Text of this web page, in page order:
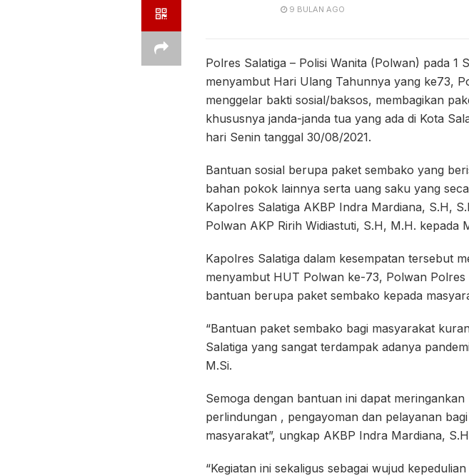
9 BULAN AGO
Polres Salatiga – Polisi Wanita (Polwan) pada
menyambut Hari Ulang Tahunnya yang ke73,
menggelar bakti sosial/baksos, membagikan
khususnya janda-janda tua yang ada di Kota
hari Senin tanggal 30/08/2021.
Bantuan sosial berupa paket sembako yang
bahan pokok lainnya serta uang saku yang
Kapolres Salatiga AKBP Indra Mardiana, S.H,
Polwan AKP Ririh Widiastuti, S.H, M.H. kepada
Kapolres Salatiga dalam kesempatan tersebut
menyambut HUT Polwan ke-73, Polwan
bantuan berupa paket sembako kepada
“Bantuan paket sembako bagi masyarakat
Salatiga yang sangat terdampak adanya
M.Si.
Semoga dengan bantuan ini dapat
perlindungan , pengayoman dan pelayanan
masyarakat”, ungkap AKBP Indra Mardiana,
“Kegiatan ini sekaligus sebagai wujud